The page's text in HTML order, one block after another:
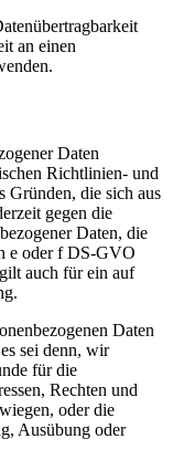
an einen
Daten
Richtlinien- und
Gründen, die sich aus
gegen die
Daten, die
e oder f DS-GVO
auch für ein auf
Daten
sei denn, wir
für die
Rechten und
oder die
Ausübung oder